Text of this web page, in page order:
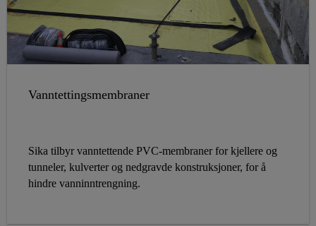
Vanntettingsmembraner
Sika tilbyr vanntettende PVC-membraner for kjellere og
tunneler, kulverter og nedgravde konstruksjoner, for å
hindre vanninntrengning.